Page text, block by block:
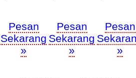
Pesan
Sekarang
»
Pesan
Sekarang
»
Pesan
»